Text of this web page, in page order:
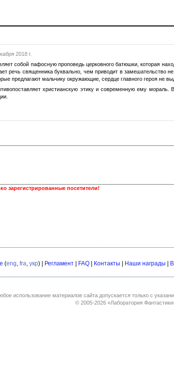
2018 г.
собой пафосную проповедь церковного батюшки, которая
речь священника буквально, чем приводит в
предлагают мальчику окружающие, сердце главного героя не
христианскую этику и современную ему
зарегистрированные посетители!
(eng, fra, укр) | Регламент FAQ Контакты Наши награды
использование материалов сайта допускается только с
© 2005-2026 «Лаборатория